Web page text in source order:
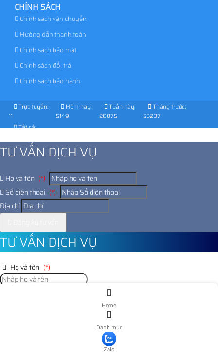
CHÍNH SÁCH
Chính sách vận chuyển
Hướng dẫn thanh toán
Chính sách bảo mật
Chính sách đổi trả
Chính sách bảo hành
Trực tuyến:
11
Hôm nay:
5149
Tuần này:
20075
Tháng trước:
55207
Tất cả:
TƯ VẤN DỊCH VỤ
Họ và tên (*)
Số điện thoại (*)
Địa chỉ
TƯ VẤN DỊCH VỤ
Họ và tên (*)
Home
Danh mục
Zalo